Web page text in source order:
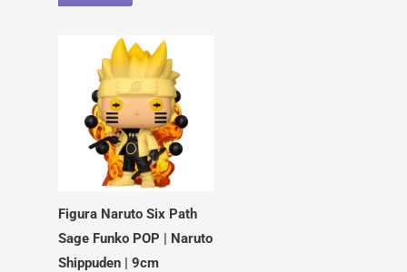
Figura Naruto Six Path
Sage Funko POP | Naruto
Shippuden | 9cm